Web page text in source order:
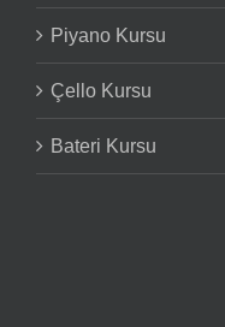
Piyano Kursu
Çello Kursu
Bateri Kursu